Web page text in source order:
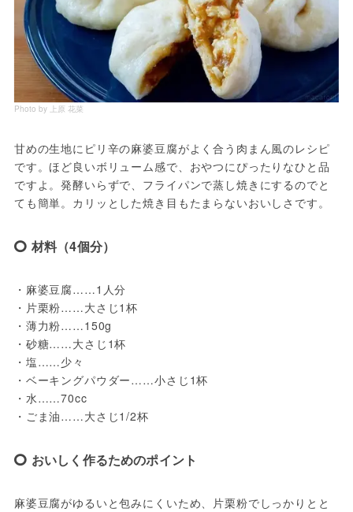
Photo by 上原 花菜
甘めの生地にピリ辛の麻婆豆腐がよく合う肉まん風のレシピ
です。ほど良いボリューム感で、おやつにぴったりなひと品
ですよ。発酵いらずで、フライパンで蒸し焼きにするのでと
ても簡単。カリッとした焼き目もたまらないおいしさです。
材料（4個分）
・麻婆豆腐……1人分
・片栗粉……大さじ1杯
・薄力粉……150g
・砂糖……大さじ1杯
・塩……少々
・ベーキングパウダー……小さじ1杯
・水……70cc
・ごま油……大さじ1/2杯
おいしく作るためのポイント
麻婆豆腐がゆるいと包みにくいため、片栗粉でしっかりとと